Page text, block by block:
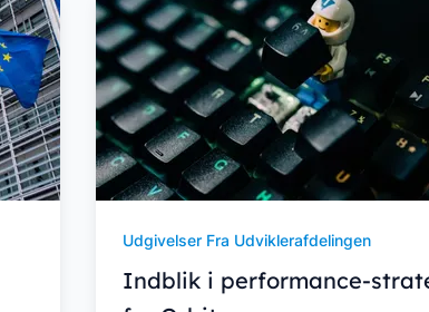
Udgivelser Fra Udviklerafdelingen
Indblik i performance-